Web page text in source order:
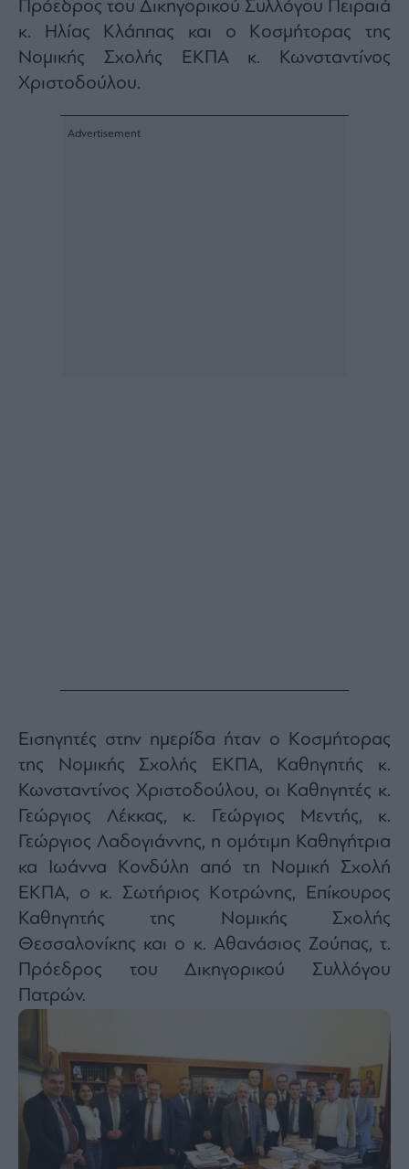
Πρόεδρος του Δικηγορικού Συλλόγου Πειραιά
κ. Ηλίας Κλάππας και ο Κοσμήτορας της
Νομικής Σχολής ΕΚΠΑ κ. Κωνσταντίνος
Χριστοδούλου.
Εισηγητές στην ημερίδα ήταν ο Κοσμήτορας
της Νομικής Σχολής ΕΚΠΑ, Καθηγητής κ.
Κωνσταντίνος Χριστοδούλου, οι Καθηγητές κ.
Γεώργιος Λέκκας, κ. Γεώργιος Μεντής, κ.
Γεώργιος Λαδογιάννης, η ομότιμη Καθηγήτρια
κα Ιωάννα Κονδύλη από τη Νομική Σχολή
ΕΚΠΑ, ο κ. Σωτήριος Κοτρώνης, Επίκουρος
Καθηγητής της Νομικής Σχολής
Θεσσαλονίκης και ο κ. Αθανάσιος Ζούπας, τ.
Πρόεδρος του Δικηγορικού Συλλόγου
Πατρών.